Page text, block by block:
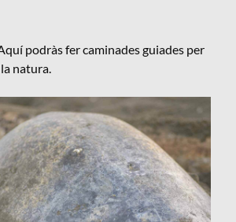
podràs fer caminades guiades per
natura.
Costa Rica